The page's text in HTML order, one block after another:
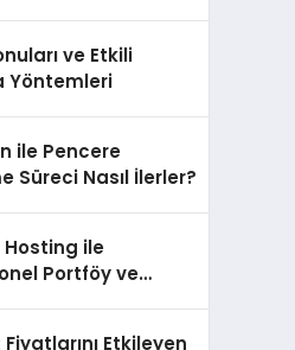
ve Etkili
Yöntemleri
ile Pencere
Süreci Nasıl İlerler?
Hosting ile
Portföy ve
Etkileyen